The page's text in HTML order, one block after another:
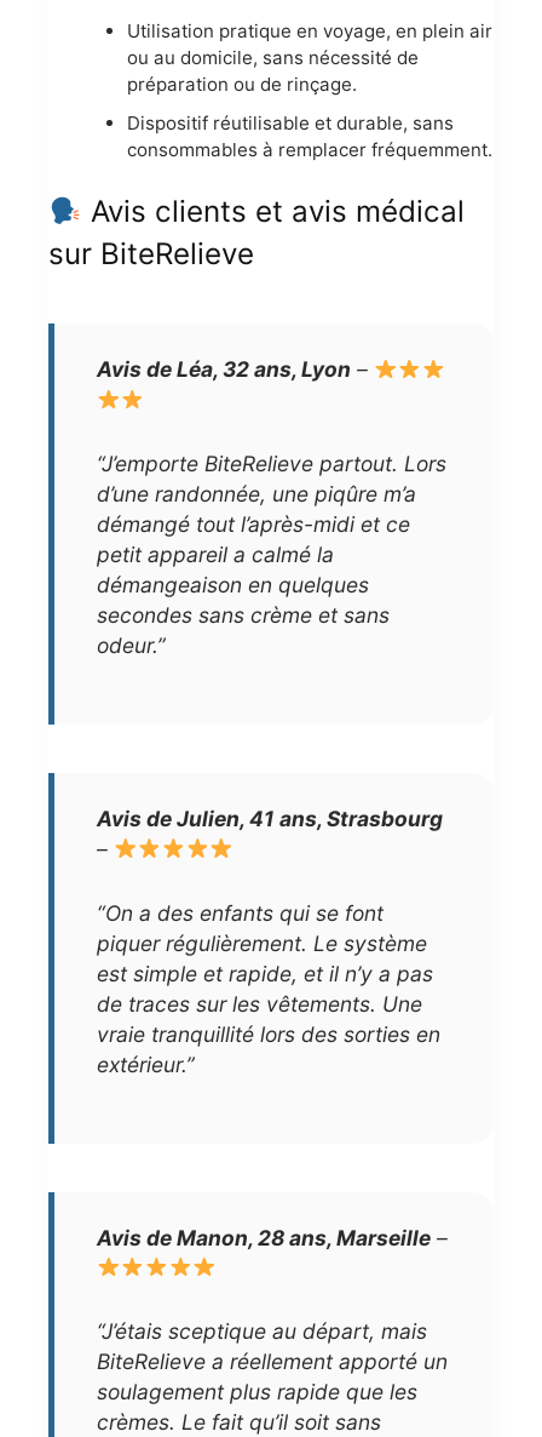
Utilisation pratique en voyage, en plein air
ou au domicile, sans nécessité de
préparation ou de rinçage.
Dispositif réutilisable et durable, sans
consommables à remplacer fréquemment.
Avis clients et avis médical
sur BiteRelieve
Avis de Léa, 32 ans, Lyon –
“J’emporte BiteRelieve partout. Lors
d’une randonnée, une piqûre m’a
démangé tout l’après-midi et ce
petit appareil a calmé la
démangeaison en quelques
secondes sans crème et sans
odeur.”
Avis de Julien, 41 ans, Strasbourg
–
“On a des enfants qui se font
piquer régulièrement. Le système
est simple et rapide, et il n’y a pas
de traces sur les vêtements. Une
vraie tranquillité lors des sorties en
extérieur.”
Avis de Manon, 28 ans, Marseille –
“J’étais sceptique au départ, mais
BiteRelieve a réellement apporté un
soulagement plus rapide que les
crèmes. Le fait qu’il soit sans